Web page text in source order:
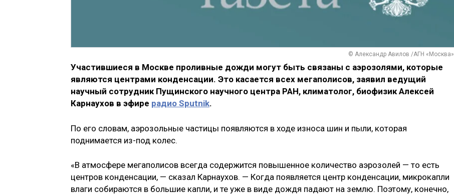
© Александр Авилов /АГН «Москва»
Участившиеся в Москве проливные дожди могут быть связаны с аэрозолями, которые
являются центрами конденсации. Это касается всех мегаполисов, заявил ведущий
научный сотрудник Пущинского научного центра РАН, климатолог, биофизик Алексей
Карнаухов в эфире радио Sputnik.
По его словам, аэрозольные частицы появляются в ходе износа шин и пыли, которая
поднимается из-под колес.
«В атмосфере мегаполисов всегда содержится повышенное количество аэрозолей — то есть
центров конденсации, — сказал Карнаухов. — Когда появляется центр конденсации, микрокапли
влаги собираются в большие капли, и те уже в виде дождя падают на землю. Поэтому, конечно,